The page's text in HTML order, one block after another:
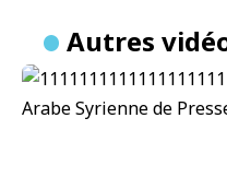
Autres